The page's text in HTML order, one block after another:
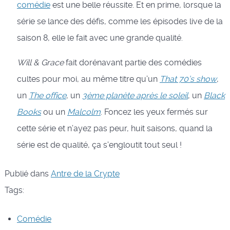
comédieest une belle réussite. Et en prime, lorsque la
série se lance des défis, comme les épisodes live de la
saison 8, elle le fait avec une grande qualité.
Will & Gracefait dorénavant partie des comédies
cultes pour moi, au même titre qu’un That 70’s show,
un The office, un 3ème planète après le soleil, un Black
Booksou un Malcolm. Foncez les yeux fermés sur
cette série et n’ayez pas peur, huit saisons, quand la
série est de qualité, ça s'engloutit tout seul !
Publié dans Antre de la Crypte
Tags:
Comédie